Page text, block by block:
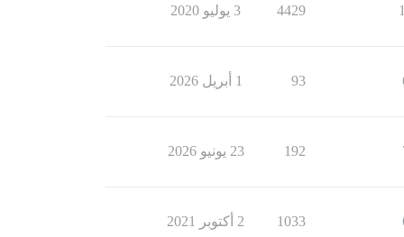
4429 3 يوليو 2020
93 1 أبريل 2026
192 23 يونيو 2026
1033 2 أكتوبر 2021